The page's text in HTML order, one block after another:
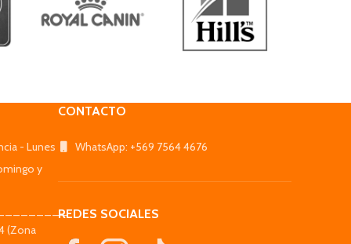
- Lunes
y
(Zona
CONTACTO
WhatsApp: +569 7564 4676
REDES SOCIALES